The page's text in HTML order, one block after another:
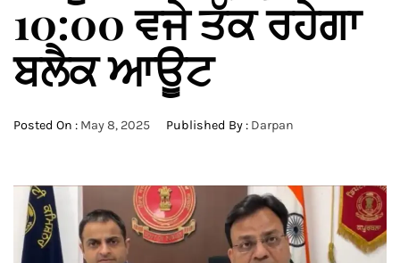
10:00 ਵਜੇ ਤੱਕ ਰਹੇਗਾ
ਬਲੈਕ ਆਊਟ
Posted On : May 8, 2025 Published By : Darpan